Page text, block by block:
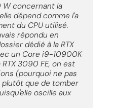
concernant la
dépend comme l'a
du CPU utilisé.
répondu en
dédié à la RTX
un Core i9-10900K
3090 FE, on est
(pourquoi ne pas
que de tomber
oscille aux